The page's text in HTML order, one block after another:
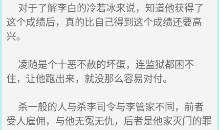
对于了解李白的冷若冰来说，知道他获得了
这个成绩后，真的比自己得到这个成绩还要高
兴。
凌随是个十恶不赦的坏蛋，连监狱都困不
住，让他跑出来，就没那么容易对付。
杀一般的人与杀李司令与李管家不同，前者
受人雇佣，与他无冤无仇，后者是他家灭门的罪